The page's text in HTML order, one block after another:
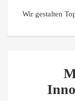
Wir gestalten